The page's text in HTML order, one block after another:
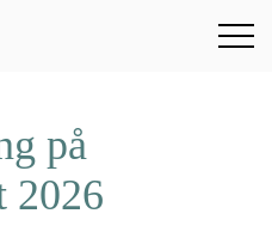
på
2026